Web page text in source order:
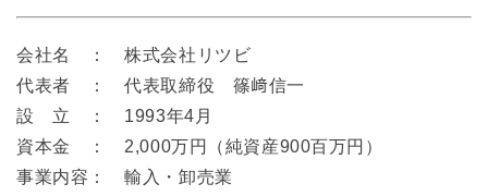
会社名 ： 株式会社リツビ
代表者 ： 代表取締役 篠﨑信一
設 立 ： 1993年4月
資本金 ： 2,000万円（純資産900百万円）
事業内容： 輸入・卸売業